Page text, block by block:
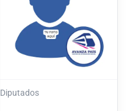
Diputados